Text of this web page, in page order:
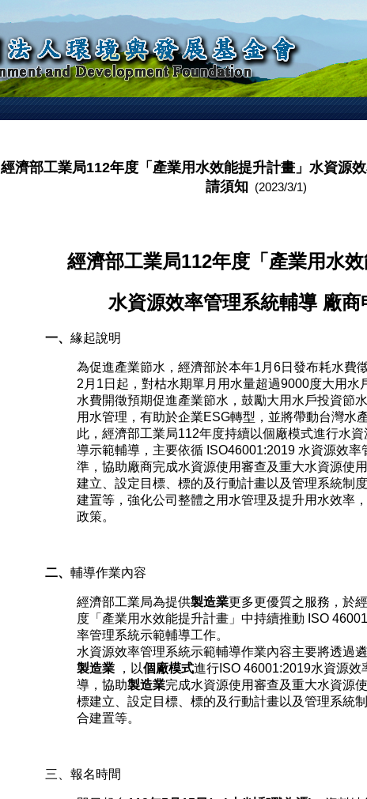
經濟部工業局112年度「產業用水效能提升計畫」水資源
請須知 (2023/3/1)
經濟部工業局112年度「產業用水效
水資源效率管理系統輔導 廠商
一、 緣起說明
為促進產業節水，經濟部於本年1月6日發布耗水費
2月1日起，對枯水期單月用水量超過9000度大用水
水費開徵預期促進產業節水，鼓勵大用水戶投資節
用水管理，有助於企業ESG轉型，並將帶動台灣水
此，經濟部工業局112年度持續以個廠模式進行水
導示範輔導，主要依循 ISO46001:2019 水資源效率
準，協助廠商完成水資源使用審查及重大水資源使
建立、設定目標、標的及行動計畫以及管理系統制
建置等，強化公司整體之用水管理及提升用水效率
政策。
二、 輔導作業內容
經濟部工業局為提供製造業更多更優質之服務，於
度「產業用水效能提升計畫」中持續推動 ISO
率管理系統示範輔導工作。
水資源效率管理系統示範輔導作業內容主要將透過
製造業 ，以個廠模式進行ISO 46001:2019水資源效
導，協助製造業完成水資源使用審查及重大水資源
標建立、設定目標、標的及行動計畫以及管理系統
合建置等。
三、報名時間